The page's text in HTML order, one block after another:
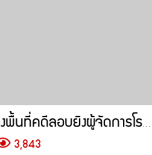
ยะลา | รองผบช.ภ.9 ลงพื้นที่คดีลอบยิงผู้จัดการโรงไม้สามดาว
3,843